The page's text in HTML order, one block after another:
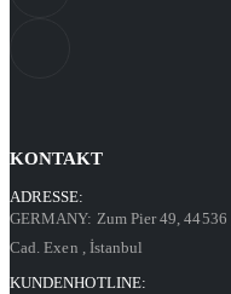
KONTAKT
ADRESSE:
GERMANY: Zum Pier 49, 44536
Cad. Exen , İstanbul
KUNDENHOTLINE: